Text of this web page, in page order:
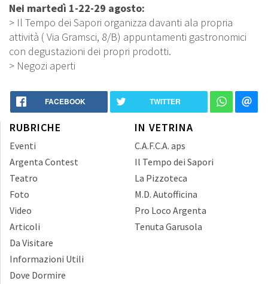
Nei martedì 1-22-29 agosto:
> Il Tempo dei Sapori organizza davanti ala propria
attività ( Via Gramsci, 8/B) appuntamenti gastronomici
con degustazioni dei propri prodotti.
> Negozi aperti
FACEBOOK TWITTER
RUBRICHE
Eventi
Argenta Contest
Teatro
Foto
Video
Articoli
Da Visitare
Informazioni Utili
Dove Dormire
IN VETRINA
C.A.F.C.A. aps
Il Tempo dei Sapori
La Pizzoteca
M.D. Autofficina
Pro Loco Argenta
Tenuta Garusola